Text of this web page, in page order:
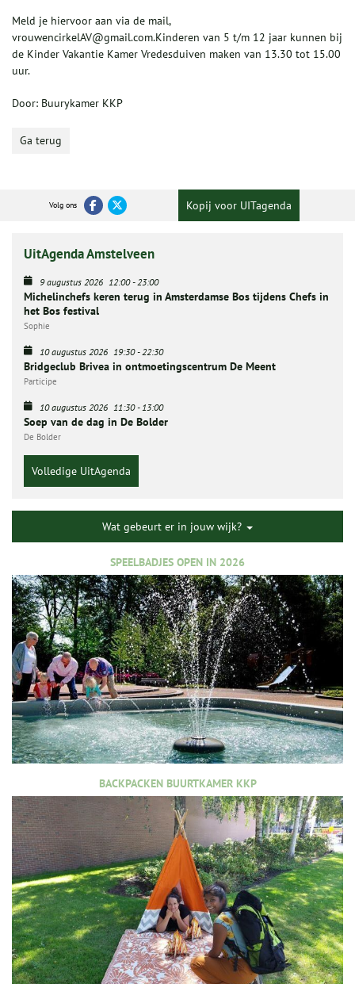
Meld je hiervoor aan via de mail,
vrouwencirkelAV@gmail.com.Kinderen van 5 t/m 12 jaar kunnen bij
de Kinder Vakantie Kamer Vredesduiven maken van 13.30 tot 15.00
uur.
Door: Buurykamer KKP
Ga terug
Volg ons Kopij voor UITagenda
UitAgenda Amstelveen
9 augustus 2026 12:00-23:00
Michelinchefs keren terug in Amsterdamse Bos tijdens Chefs in
het Bos festival
Sophie
10 augustus 2026 19:30-22:30
Bridgeclub Brivea in ontmoetingscentrum De Meent
Participe
10 augustus 2026 11:30-13:00
Soep van de dag in De Bolder
De Bolder
Volledige UitAgenda
Wat gebeurt er in jouw wijk?
SPEELBADJES OPEN IN 2026
BACKPACKEN BUURTKAMER KKP